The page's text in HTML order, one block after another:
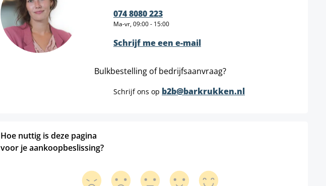
074 8080 223
Ma-vr, 09:00 - 15:00
Schrijf me een e-mail
Bulkbestelling of bedrijfsaanvraag?
Schrijf ons op b2b@barkrukken.nl
Hoe nuttig is deze pagina
voor je aankoopbeslissing?